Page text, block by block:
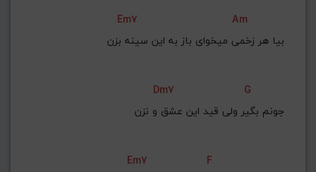
Em7
Am
بیا هر زخمی میخوای باز به این سینه بزن
Dm7
G
جونم بگیر ولی قید این عشق و نزن
Em7
F